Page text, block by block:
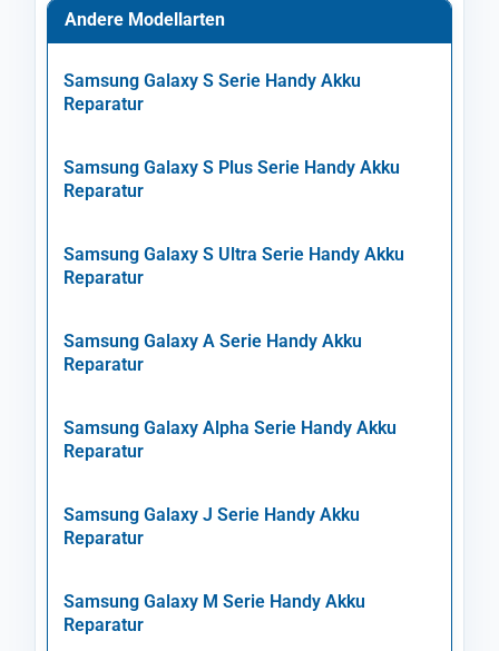
Andere Modellarten
Samsung Galaxy S Serie Handy Akku
Reparatur
Samsung Galaxy S Plus Serie Handy Akku
Reparatur
Samsung Galaxy S Ultra Serie Handy Akku
Reparatur
Samsung Galaxy A Serie Handy Akku
Reparatur
Samsung Galaxy Alpha Serie Handy Akku
Reparatur
Samsung Galaxy J Serie Handy Akku
Reparatur
Samsung Galaxy M Serie Handy Akku
Reparatur